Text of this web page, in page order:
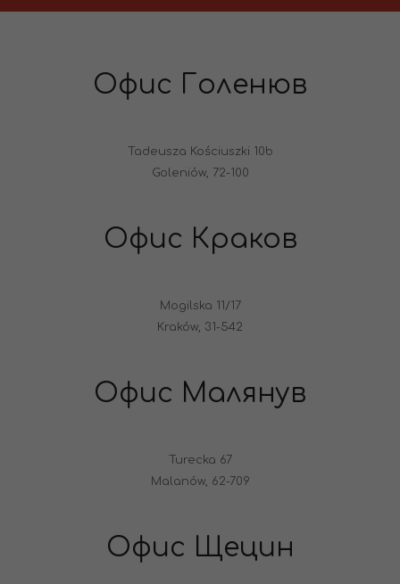
Офис Голенюв
Tadeusza Kościuszki 10b
Goleniów, 72-100
Офис Краков
Mogilska 11/17
Kraków, 31-542
Офис Малянув
Turecka 67
Malanów, 62-709
Офис Щецин